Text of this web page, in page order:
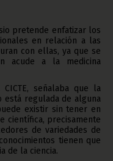
pretende enfatizar los
en relación a las
con ellas, ya que se
acude a la medicina
señalaba que la
está regulada de alguna
existir sin tener en
científica, precisamente
de variedades de
tienen que
de la ciencia.